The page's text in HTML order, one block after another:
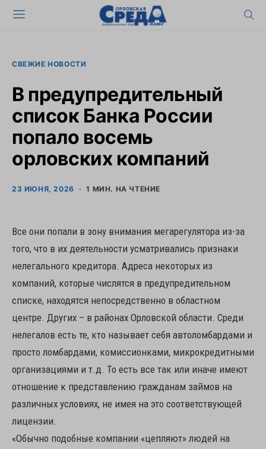
СВЕЖИЕ НОВОСТИ
В предупредительный
список Банка России
попало восемь
орловских компаний
23 ИЮНЯ, 2026 1 МИН. НА ЧТЕНИЕ
Все они попали в зону внимания мегарегулятора из-за
того, что в их деятельности усматривались признаки
нелегального кредитора. Адреса некоторых из
компаний, которые числятся в предупредительном
списке, находятся непосредственно в областном
центре. Других – в районах Орловской области. Среди
нелегалов есть те, кто называет себя автоломбардами и
просто ломбардами, комиссионками, микрокредитными
организациями и т.д. То есть все так или иначе имеют
отношение к представлению гражданам займов на
различных условиях, не имея на это соответствующей
лицензии.
«Обычно подобные компании «цепляют» людей на